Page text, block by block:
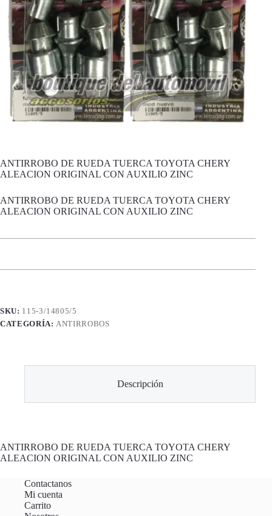
ANTIRROBO DE RUEDA TUERCA TOYOTA CHERY
ALEACION ORIGINAL CON AUXILIO ZINC
ANTIRROBO DE RUEDA TUERCA TOYOTA CHERY
ALEACION ORIGINAL CON AUXILIO ZINC
SKU: 115-3/14805/5
CATEGORÍA:ANTIRROBOS
Descripción
ANTIRROBO DE RUEDA TUERCA TOYOTA CHERY
ALEACION ORIGINAL CON AUXILIO ZINC
Contactanos
Mi cuenta
Carrito